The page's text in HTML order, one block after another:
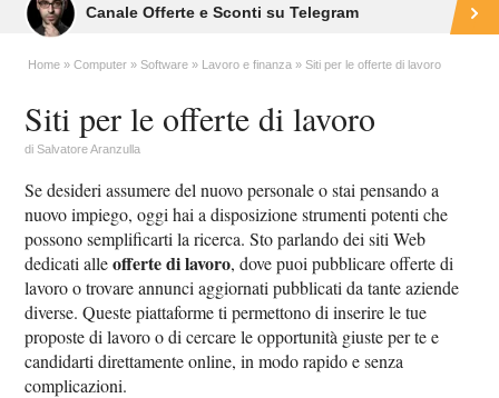
Canale Offerte e Sconti su Telegram
Home Computer Software Lavoro e finanza Siti per le offerte di lavoro
Siti per le offerte di lavoro
diSalvatore Aranzulla
Se desideri assumere del nuovo personale o stai pensando a
nuovo impiego, oggi hai a disposizione strumenti potenti che
possono semplificarti la ricerca. Sto parlando dei siti Web
dedicati alleofferte di lavoro, dove puoi pubblicare offerte di
lavoro o trovare annunci aggiornati pubblicati da tante aziende
diverse. Queste piattaforme ti permettono di inserire le tue
proposte di lavoro o di cercare le opportunità giuste per te e
candidarti direttamente online, in modo rapido e senza
complicazioni.